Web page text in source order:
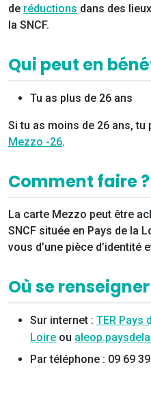
de réductions dans des
la SNCF.
Qui peut en
Tu as plus de 26 ans
Si tu as moins de 26 ans, tu
Mezzo -26.
Comment faire ?
La carte Mezzo peut être
SNCF située en Pays de la
vous d’une pièce d’identité
Où se
Sur internet : TER Pays
Loire ou
Par téléphone : 09 69